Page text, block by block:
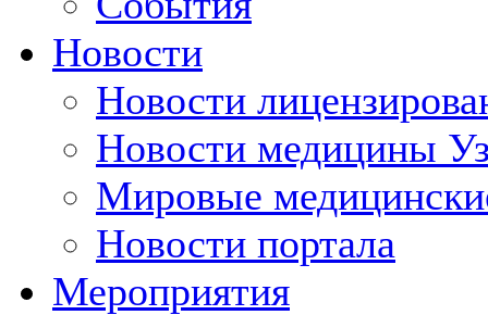
Новости
Новости
Новости медицины
Мировые
Новости портала
Мероприятия